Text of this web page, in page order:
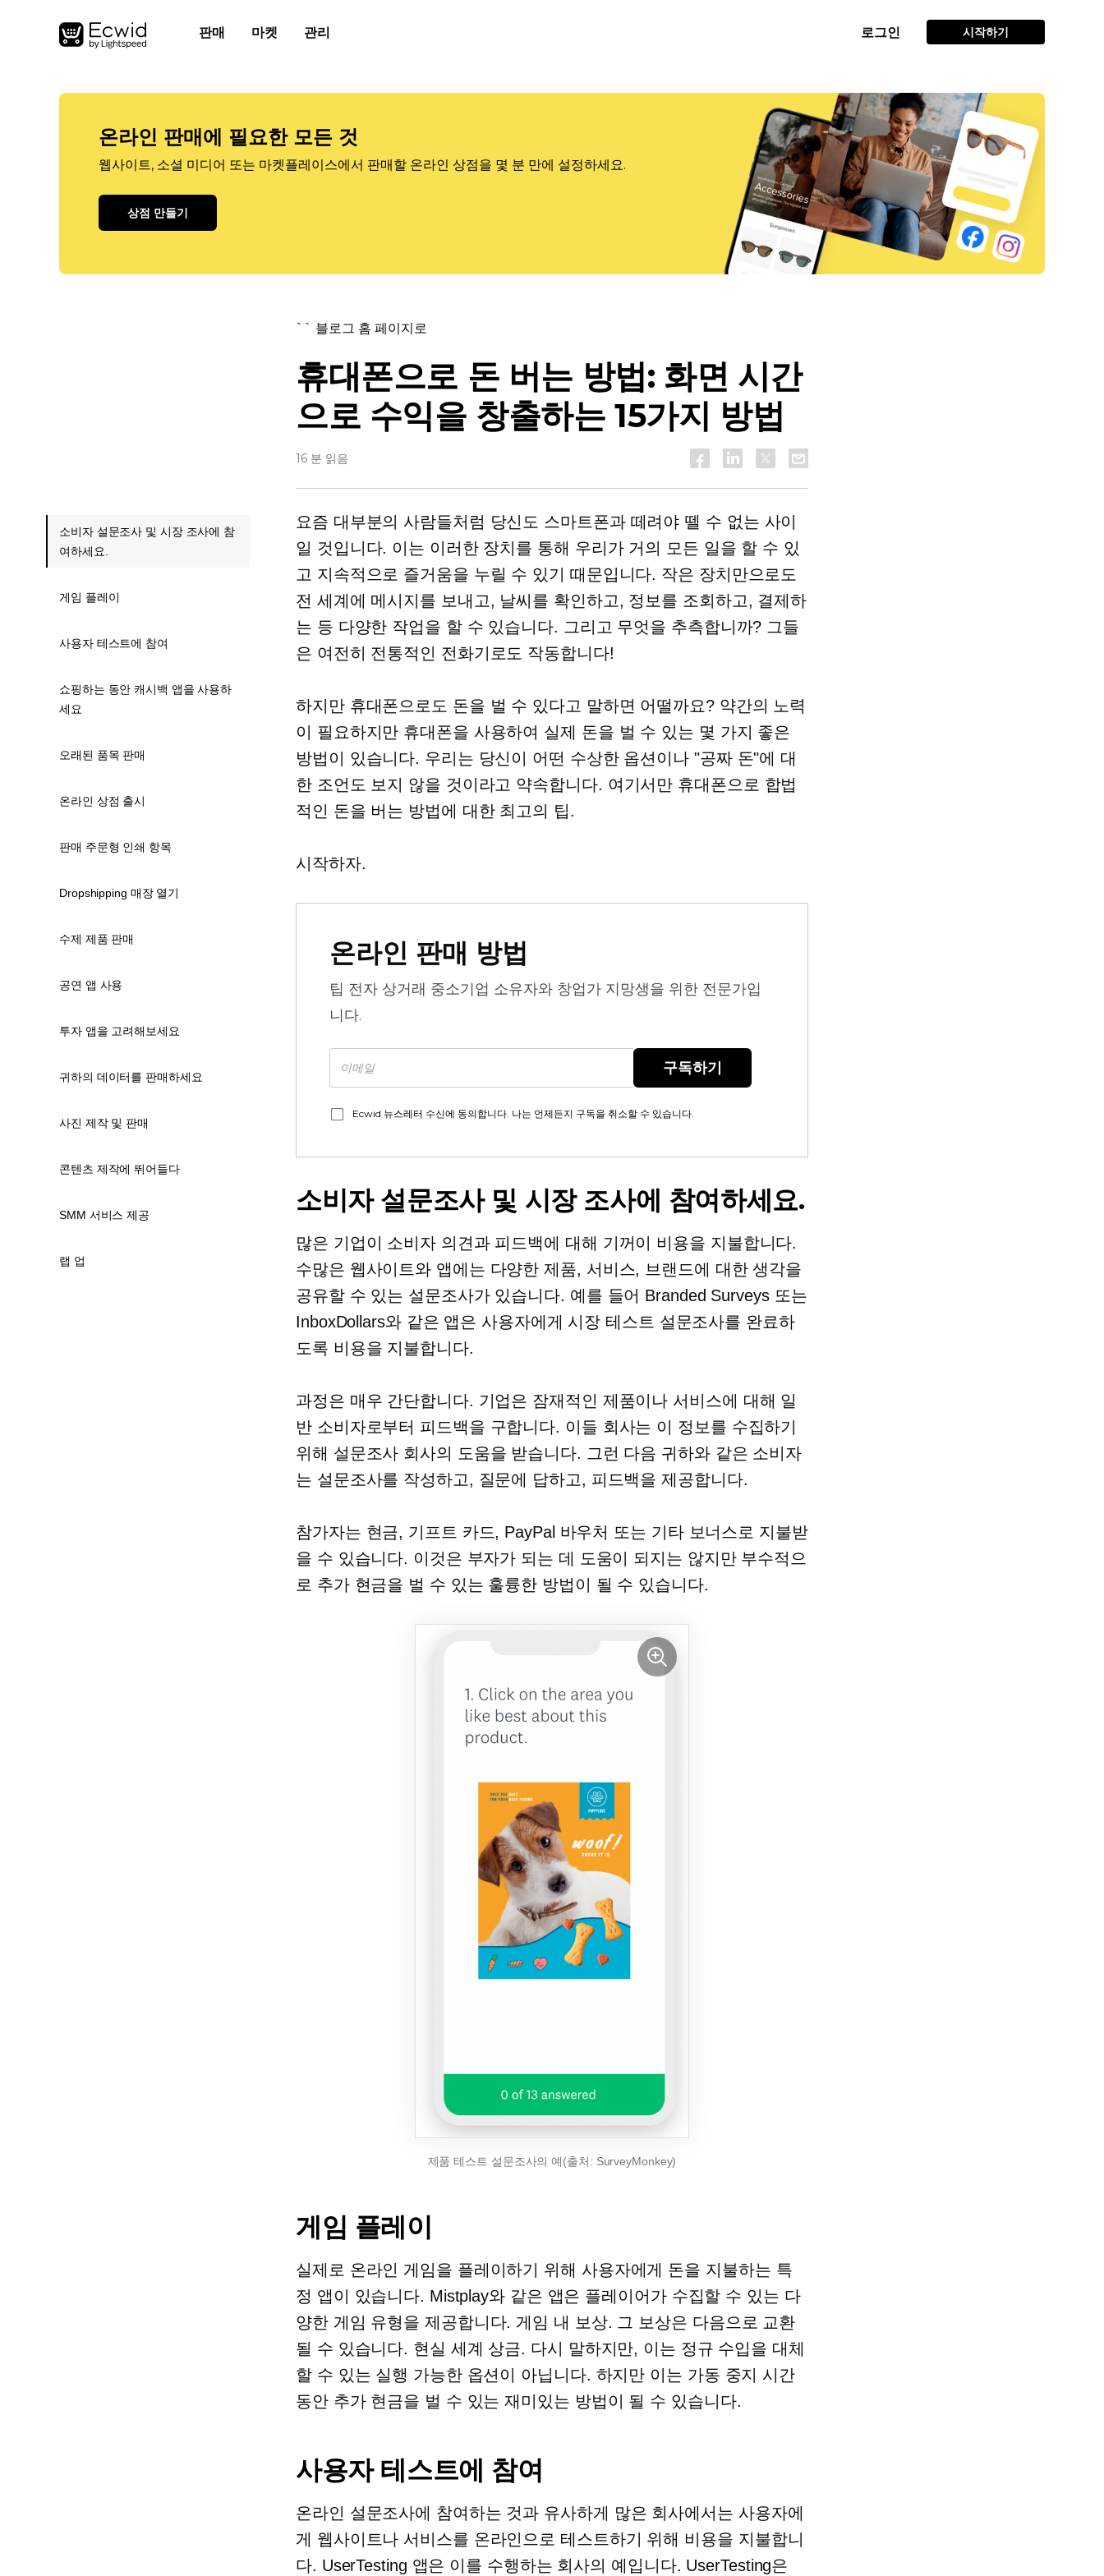
판매 마켓 관리 로그인 시작하기
온라인 판매에 필요한 모든 것
웹사이트, 소셜 미디어 또는 마켓플레이스에서 판매할 온라인 상점을 몇 분 만에 설정하세요.
상점 만들기
`` 블로그 홈 페이지로
휴대폰으로 돈 버는 방법: 화면 시간
으로 수익을 창출하는 15가지 방법
16 분 읽음
요즘 대부분의 사람들처럼 당신도 스마트폰과 떼려야 뗄 수 없는 사이
일 것입니다. 이는 이러한 장치를 통해 우리가 거의 모든 일을 할 수 있
고 지속적으로 즐거움을 누릴 수 있기 때문입니다. 작은 장치만으로도
전 세계에 메시지를 보내고, 날씨를 확인하고, 정보를 조회하고, 결제하
는 등 다양한 작업을 할 수 있습니다. 그리고 무엇을 추측합니까? 그들
은 여전히 ​​전통적인 전화기로도 작동합니다!
하지만 휴대폰으로도 돈을 벌 수 있다고 말하면 어떨까요? 약간의 노력
이 필요하지만 휴대폰을 사용하여 실제 돈을 벌 수 있는 몇 가지 좋은
방법이 있습니다. 우리는 당신이 어떤 수상한 옵션이나 "공짜 돈"에 대
한 조언도 보지 않을 것이라고 약속합니다. 여기서만 휴대폰으로 합법
적인 돈을 버는 방법에 대한 최고의 팁.
시작하자.
온라인 판매 방법
팁 전자 상거래 중소기업 소유자와 창업가 지망생을 위한 전문가입
니다.
구독하기
Ecwid 뉴스레터 수신에 동의합니다. 나는 언제든지 구독을 취소할 수 있습니다.
소비자 설문조사 및 시장 조사에 참여하세요.
많은 기업이 소비자 의견과 피드백에 대해 기꺼이 비용을 지불합니다.
수많은 웹사이트와 앱에는 다양한 제품, 서비스, 브랜드에 대한 생각을
공유할 수 있는 설문조사가 있습니다. 예를 들어 Branded Surveys 또는
InboxDollars와 같은 앱은 사용자에게 시장 테스트 설문조사를 완료하
도록 비용을 지불합니다.
과정은 매우 간단합니다. 기업은 잠재적인 제품이나 서비스에 대해 일
반 소비자로부터 피드백을 구합니다. 이들 회사는 이 정보를 수집하기
위해 설문조사 회사의 도움을 받습니다. 그런 다음 귀하와 같은 소비자
는 설문조사를 작성하고, 질문에 답하고, 피드백을 제공합니다.
참가자는 현금, 기프트 카드, PayPal 바우처 또는 기타 보너스로 지불받
을 수 있습니다. 이것은 부자가 되는 데 도움이 되지는 않지만 부수적으
로 추가 현금을 벌 수 있는 훌륭한 방법이 될 수 있습니다.
제품 테스트 설문조사의 예(출처: SurveyMonkey)
게임 플레이
실제로 온라인 게임을 플레이하기 위해 사용자에게 돈을 지불하는 특
정 앱이 있습니다. Mistplay와 같은 앱은 플레이어가 수집할 수 있는 다
양한 게임 유형을 제공합니다. 게임 내 보상. 그 보상은 다음으로 교환
될 수 있습니다. 현실 세계 상금. 다시 말하지만, 이는 정규 수입을 대체
할 수 있는 실행 가능한 옵션이 아닙니다. 하지만 이는 가동 중지 시간
동안 추가 현금을 벌 수 있는 재미있는 방법이 될 수 있습니다.
사용자 테스트에 참여
온라인 설문조사에 참여하는 것과 유사하게 많은 회사에서는 사용자에
게 웹사이트나 서비스를 온라인으로 테스트하기 위해 비용을 지불합니
다. UserTesting 앱은 이를 수행하는 회사의 예입니다. UserTesting은
소비자 설문조사 및 시장 조사에 참
여하세요.
게임 플레이
사용자 테스트에 참여
쇼핑하는 동안 캐시백 앱을 사용하
세요
오래된 품목 판매
온라인 상점 출시
판매 주문형 인쇄 항목
Dropshipping 매장 열기
수제 제품 판매
공연 앱 사용
투자 앱을 고려해보세요
귀하의 데이터를 판매하세요
사진 제작 및 판매
콘텐츠 제작에 뛰어들다
SMM 서비스 제공
랩 업